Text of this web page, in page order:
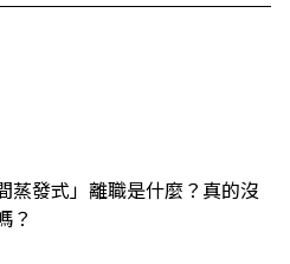
蒸發式」離職是什麼？真的沒
？